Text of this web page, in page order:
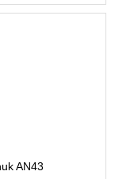
AN43